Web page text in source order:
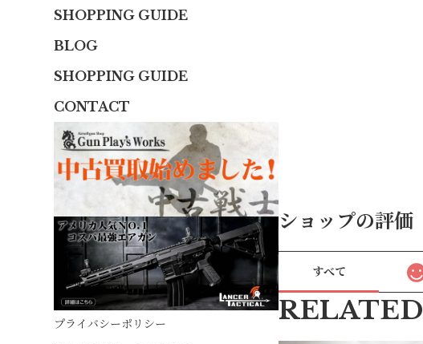
SHOPPING GUIDE
BLOG
SHOPPING GUIDE
CONTACT
プライバシーポリシー
ショップの評価
すべて
RELATED